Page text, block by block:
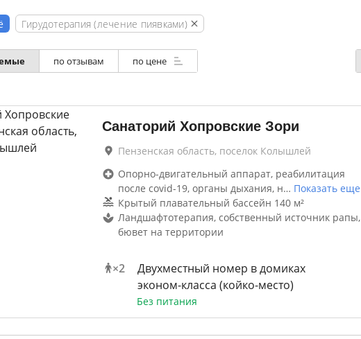
Гирудотерапия (лечение пиявками)
по отзывам по цене
Санаторий Хопровские Зори
Пензенская область, поселок Колышлей
Опорно-двигательный аппарат, реабилитация
после covid-19, органы дыхания, н… Показать еще
Крытый плавательный бассейн 140 м²
Ландшафтотерапия, собственный источник рапы,
бювет на территории
×2
Двухместный номер в домиках
эконом-класса (койко-место)
Без питания